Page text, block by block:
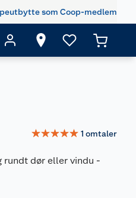
som Coop-medlem
☆☆☆☆☆ 1 omtaler
rundt dør eller vindu -